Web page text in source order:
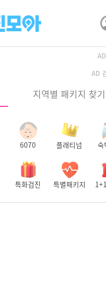
AD
지역별 패키지 찾기
6070 플래티넘 숙
특화검진 특별패키지